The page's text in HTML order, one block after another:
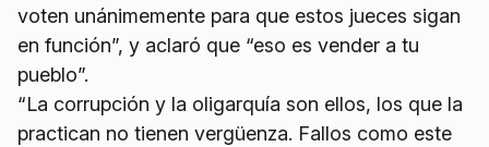
voten unánimemente para que estos jueces sigan
en función”, y aclaró que “eso es vender a tu
pueblo”.
“La corrupción y la oligarquía son ellos, los que la
practican no tienen vergüenza. Fallos como este